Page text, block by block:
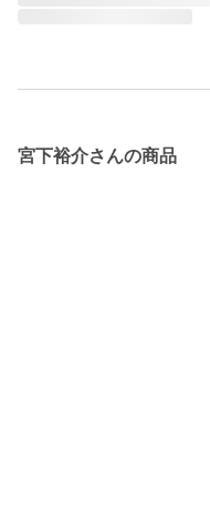
宮下裕介さんの商品